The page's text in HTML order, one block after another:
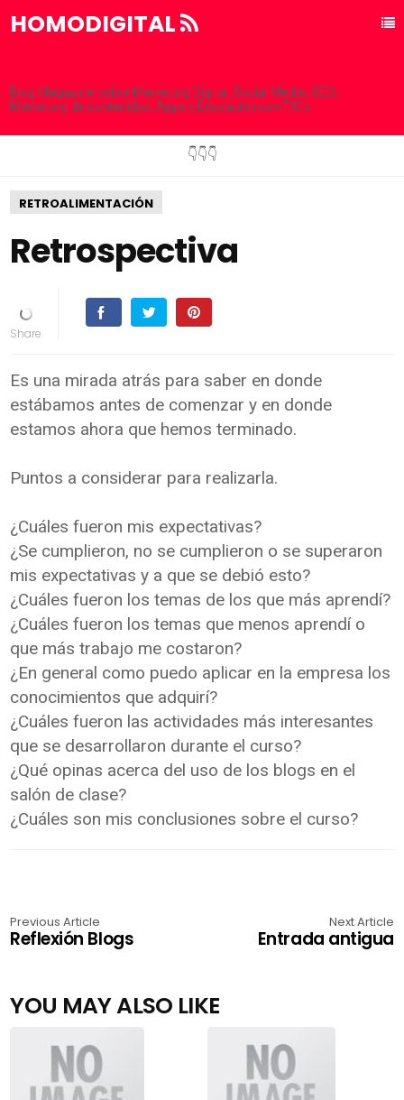
HOMODIGITAL
Blog Magazine sobre Marketing Digital, Social Media, SEO,
Marketing de contenidos, Apps y Educación con TIC´s
👇👇👇
RETROALIMENTACIÓN
Retrospectiva
Es una mirada atrás para saber en donde
estábamos antes de comenzar y en donde
estamos ahora que hemos terminado.
Puntos a considerar para realizarla.
¿Cuáles fueron mis expectativas?
¿Se cumplieron, no se cumplieron o se superaron
mis expectativas y a que se debió esto?
¿Cuáles fueron los temas de los que más aprendí?
¿Cuáles fueron los temas que menos aprendí o
que más trabajo me costaron?
¿En general como puedo aplicar en la empresa los
conocimientos que adquirí?
¿Cuáles fueron las actividades más interesantes
que se desarrollaron durante el curso?
¿Qué opinas acerca del uso de los blogs en el
salón de clase?
¿Cuáles son mis conclusiones sobre el curso?
Previous Article
Reflexión Blogs
Next Article
Entrada antigua
YOU MAY ALSO LIKE